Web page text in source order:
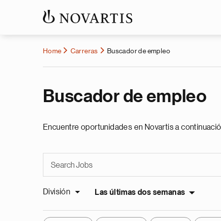
Home Carreras Buscador de empleo
Buscador de empleo
Encuentre oportunidades en Novartis a
División Las últimas dos semanas